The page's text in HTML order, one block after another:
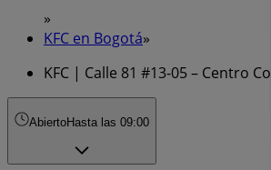
»
KFC en Bogotá»
KFC | Calle 81 #13-05 – Centro
AbiertoHasta las 09:00